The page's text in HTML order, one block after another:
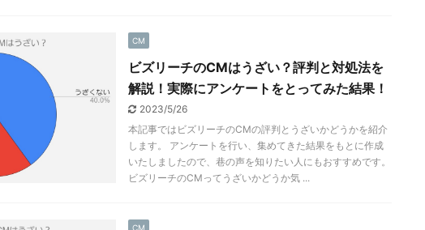
CM
ビズリーチのCMはうざい？評判と対処法を
解説！実際にアンケートをとってみた結果！
2023/5/26
本記事ではビズリーチのCMの評判とうざいかどうかを紹介
します。 アンケートを行い、集めてきた結果をもとに作成
いたしましたので、巷の声を知りたい人にもおすすめです。
ビズリーチのCMってうざいかどうか気 ...
CM